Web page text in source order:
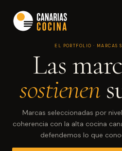
EL PORTFOLIO · MARCAS
Las
sostienen
Marcas seleccionadas por
coherencia con la alta cocina
defendemos lo que